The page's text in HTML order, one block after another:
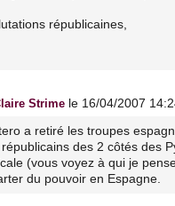
républicaines,
Strime le 16/04/2007
a retiré les troupes
des 2 côtés des
(vous voyez à qui je
du pouvoir en Espagne.